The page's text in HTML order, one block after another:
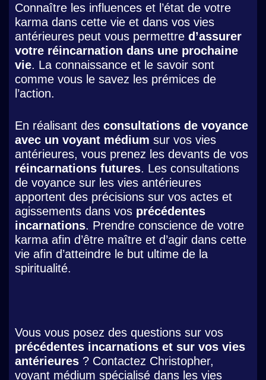
Connaître les influences et l’état de votre
karma dans cette vie et dans vos vies
antérieures peut vous permettre d’assurer
votre réincarnation dans une prochaine
vie. La connaissance et le savoir sont
comme vous le savez les prémices de
l’action.
En réalisant des consultations de voyance
avec un voyant médium sur vos vies
antérieures, vous prenez les devants de vos
réincarnations futures. Les consultations
de voyance sur les vies antérieures
apportent des précisions sur vos actes et
agissements dans vos précédentes
incarnations. Prendre conscience de votre
karma afin d’être maître et d’agir dans cette
vie afin d’atteindre le but ultime de la
spiritualité.
Vous vous posez des questions sur vos
précédentes incarnations et sur vos vies
antérieures ? Contactez Christopher,
voyant médium spécialisé dans les vies